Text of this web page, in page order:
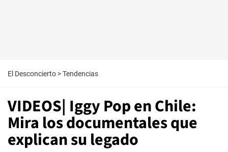
El Desconcierto >Tendencias
VIDEOS| Iggy Pop en Chile:
Mira los documentales que
explican su legado